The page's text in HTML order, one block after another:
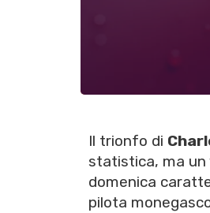
Il trionfo di
statistica, ma un
domenica
pilota